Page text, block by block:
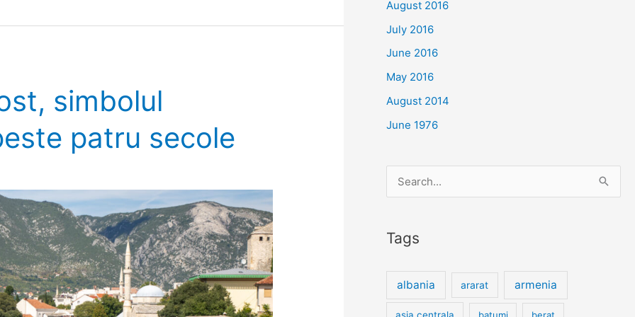
simbolul
patru secole
August 2016
July 2016
June 2016
May 2016
August 2014
June 1976
Search
for:
Tags
albania ararat armenia